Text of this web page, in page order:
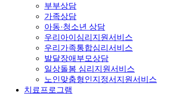
부부상담
가족상담
아동·청소년 상담
우리아이심리지원서비스
우리가족통합심리서비스
발달장애부모상담
일상돌봄 심리지원서비스
노인맞춤형인지정서지원서비스
치료프로그램